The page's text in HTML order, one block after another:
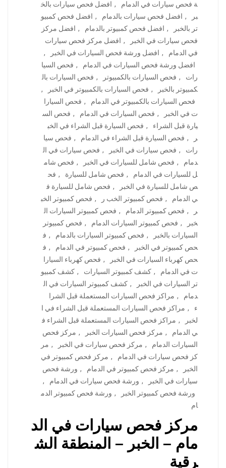
ة فحص سيارات في الدمام
, افضل فحص سيارات بالخ
بر
, افضل فحص سيارات بالدمام , افضل فحص كمبيو
تر بالخبر
, افضل فحص كمبيوتر بالدمام , افضل مركز
فحص سيارات في الخبر
, افضل مركز فحص سيارات
في الدمام
, افضل ورشة فحص السيارات في الخبر
,
افضل ورشة فحص السيارات في الدمام
, فحص السيا
رات
, فحص السيارات بالكمبيوتر , فحص السيارات بال
كمبيوتر بالخبر
, فحص السيارات بالكمبيوتر في الخبر
,
فحص السيارات بالكمبيوتر في الدمام
, فحص السيارا
ت في الخبر
, فحص السيارات في الدمام , فحص الس
يارة قبل الشراء
, فحص السيارة قبل الشراء في الخب
ر
, فحص السيارة قبل الشراء في الدمام , فحص سيا
رات
, فحص سيارات في الخبر , فحص سيارات في ال
دمام
, فحص شامل للسيارات في الخبر , فحص شام
ل للسيارات في الدمام
, فحص شامل للسيارة , فح
ص شامل للسيارة في الخبر
, فحص شامل للسيارة ف
ي الدمام
, فحص كمبيوتر الخب ر , فحص كمبيوتر الخب
ر
, فحص كمبيوتر الدمام , فحص كمبيوتر السيارات ال
خبر
, فحص كمبيوتر السيارات الدمام , فحص كمبيوتر
السيارات بالخبر
, فحص كمبيوتر السيارات بالدمام , ف
حص كمبيوتر في الخبر
, فحص كمبيوتر في الدمام , ف
حص كهرباء السيارات في الخبر
, فحص كهرباء السيارا
ت في الدمام
, كشف كمبيوتر السيارات , كشف كمبيو
تر السيارات في الخبر
, كشف كمبيوتر السيارات في ال
دمام
, مراكز فحص السيارات المستعملة قبل الشرا
ء
, مراكز فحص السيارات المستعملة قبل الشراء في ا
لخبر
, مراكز فحص السيارات المستعملة قبل الشراء ف
ي الدمام
, مركز فحص السيارات الخبر , مركز فحص
السيارات الدمام
, مركز فحص سيارات في الخبر , مر
كز فحص سيارات في الدمام
, مركز فحص كمبيوتر في
الخبر
, مركز فحص كمبيوتر في الدمام , ورشة فحص
سيارات في الخبر
, ورشة فحص سيارات في الدمام
,
ورشة فحص كمبيوتر الخبر
, ورشة فحص كمبيوتر الدم
ام
مركز فحص سيارات في الد
مام – الخبر – المنطقة الش
رقية